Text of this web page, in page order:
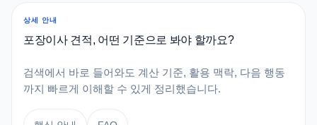
상세 안내
포장이사 견적, 어떤 기준으로 봐야 할까요?
검색에서 바로 들어와도 계산 기준, 활용 맥락, 다음 행동
까지 빠르게 이해할 수 있게 정리했습니다.